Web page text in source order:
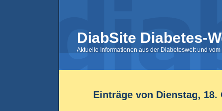
DiabSite Diabetes-
Aktuelle Informationen aus der Diabeteswelt und
Einträge von Dienstag, 18.